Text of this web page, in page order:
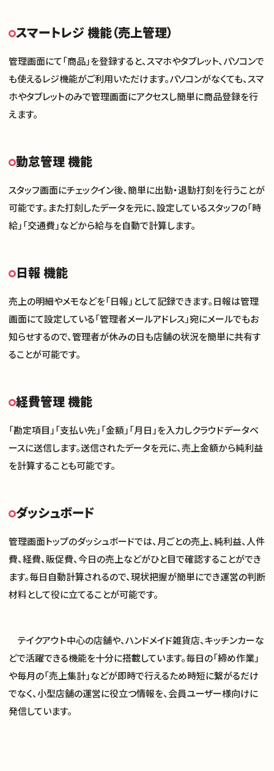
スマートレジ 機能（売上管理）
管理画面にて「商品」を登録すると、スマホやタブレット、パソコンで
も使えるレジ機能がご利用いただけます。パソコンがなくても、スマ
ホやタブレットのみで管理画面にアクセスし簡単に商品登録を行
えます。
勤怠管理 機能
スタッフ画面にチェックイン後、簡単に出勤・退勤打刻を行うことが
可能です。また打刻したデータを元に、設定しているスタッフの「時
給」「交通費」などから給与を自動で計算します。
日報 機能
売上の明細やメモなどを「日報」として記録できます。日報は管理
画面にて設定している「管理者メールアドレス」宛にメールでもお
知らせするので、管理者が休みの日も店舗の状況を簡単に共有す
ることが可能です。
経費管理 機能
「勘定項目」「支払い先」「金額」「月日」を入力しクラウドデータベ
ースに送信します。送信されたデータを元に、売上金額から純利益
を計算することも可能です。
ダッシュボード
管理画面トップのダッシュボードでは、月ごとの売上、純利益、人件
費、経費、販促費、今日の売上などがひと目で確認することができ
ます。毎日自動計算されるので、現状把握が簡単にでき運営の判断
材料として役に立てることが可能です。
テイクアウト中心の店舗や、ハンドメイド雑貨店、キッチンカーな
どで活躍できる機能を十分に搭載しています。毎日の「締め作業」
や毎月の「売上集計」などが即時で行えるため時短に繋がるだけ
でなく、小型店舗の運営に役立つ情報を、会員ユーザー様向けに
発信しています。